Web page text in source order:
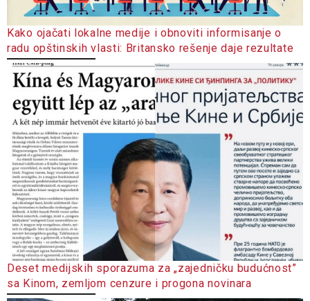
Kako ojačati lokalne medije i obnoviti informisanje o
radu opštinskih vlasti: Britansko rešenje daje rezultate
Deset medijskih sporazuma za „zajedničku budućnost”
sa Kinom, zemljom cenzure i progona novinara